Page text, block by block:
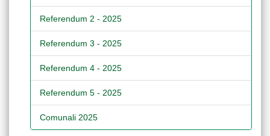
Referendum 2 - 2025
Referendum 3 - 2025
Referendum 4 - 2025
Referendum 5 - 2025
Comunali 2025